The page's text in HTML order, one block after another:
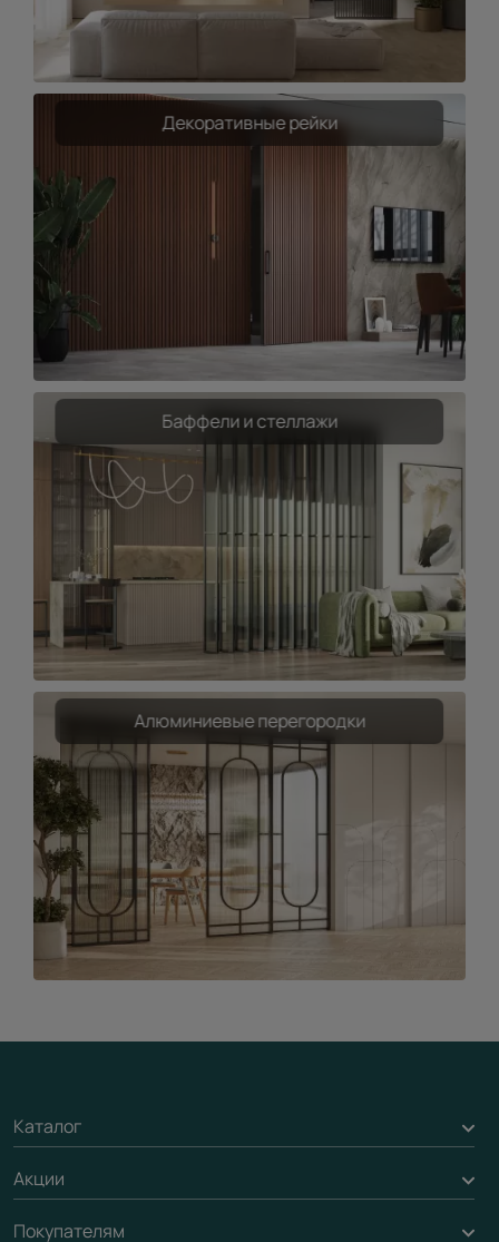
Декоративные рейки
Баффели и стеллажи
Алюминиевые перегородки
Каталог
Межкомнатные двери
Подбор двери
Акции
Акции компании
Покупателям